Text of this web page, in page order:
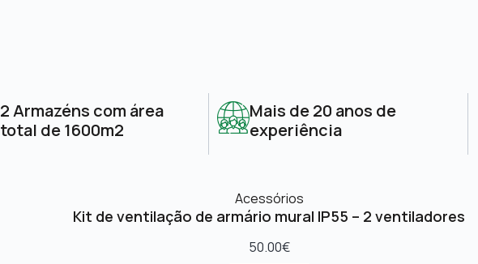
2 Armazéns com área
total de 1600m2
Mais de 20 anos de
experiência
Acessórios
Kit de ventilação de armário mural IP55 – 2 ventiladores
50.00€